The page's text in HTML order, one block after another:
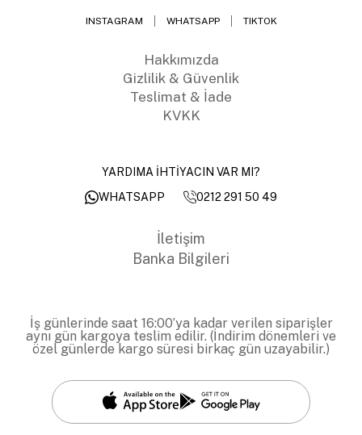
INSTAGRAM WHATSAPP TIKTOK
Hakkımızda
Gizlilik & Güvenlik
Teslimat & İade
KVKK
YARDIMA İHTİYACIN VAR MI?
WHATSAPP
0212 291 50 49
İletişim
Banka Bilgileri
İş günlerinde saat 16:00’ya kadar verilen siparişler
aynı gün kargoya teslim edilir. (İndirim dönemleri ve
özel günlerde kargo süresi birkaç gün uzayabilir.)